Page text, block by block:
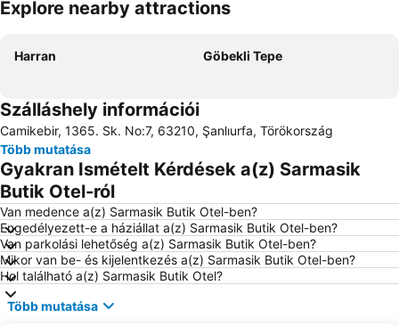
Nagy méretű térkép
Explore nearby attractions
Harran Göbekli Tepe
Szálláshely információi
Camikebir, 1365. Sk. No:7, 63210, Şanlıurfa, Törökország
Több mutatása
Gyakran Ismételt Kérdések a(z) Sarmasik
Butik Otel-ról
Van medence a(z) Sarmasik Butik Otel-ben?
Engedélyezett-e a háziállat a(z) Sarmasik Butik Otel-ben?
Van parkolási lehetőség a(z) Sarmasik Butik Otel-ben?
Mikor van be- és kijelentkezés a(z) Sarmasik Butik Otel-ben?
Hol található a(z) Sarmasik Butik Otel?
Több mutatása